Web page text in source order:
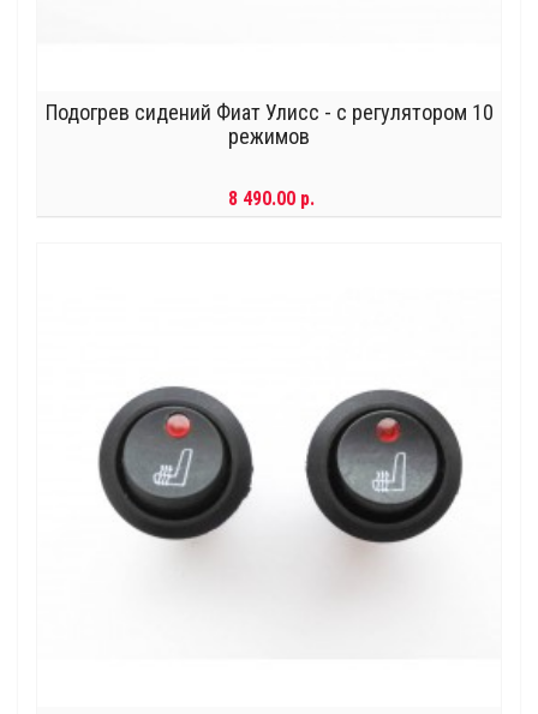
Подогрев сидений Фиат Улисс - с регулятором 10
режимов
8 490.00 р.